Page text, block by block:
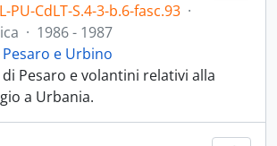
PU-CdLT-S.4-3-b.6-fasc.93 ·
· 1986 - 1987
Pesaro e Urbino
Pesaro e volantini relativi alla
a Urbania.